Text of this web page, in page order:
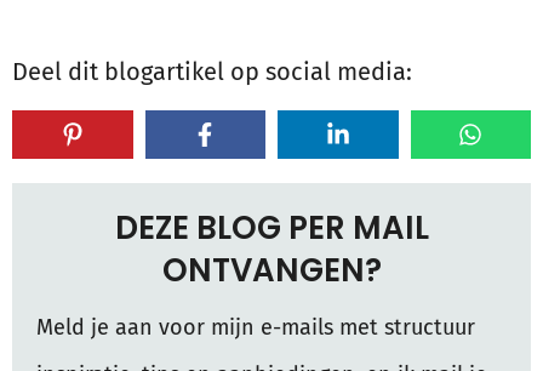
Deel dit blogartikel op social media:
DEZE BLOG PER MAIL
ONTVANGEN?
Meld je aan voor mijn e-mails met structuur